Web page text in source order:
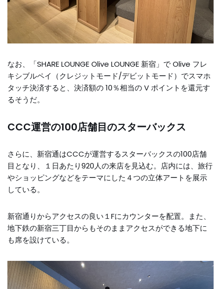
なお、「SHARE LOUNGE Olive LOUNGE 新宿」で Olive フレ
キシブルペイ（クレジットモード/デビットモード）でスマホ
タッチ決済すると、決済額の 10％相当の V ポイントを還元す
るそうだ。
CCC運営の100店舗目のスターバックス
さらに、新宿通はCCCが運営するスターバックスの100店舗
目となり、１日あたり920人の来店を見込む。店内には、旅行
やショッピングなどをテーマにした４つの立体アートを展示
している。
新宿通りからアクセスの良い１Fにカウンターを配置。また、
地下鉄の新宿三丁目からもそのままアクセスができる地下に
も席を設けている。